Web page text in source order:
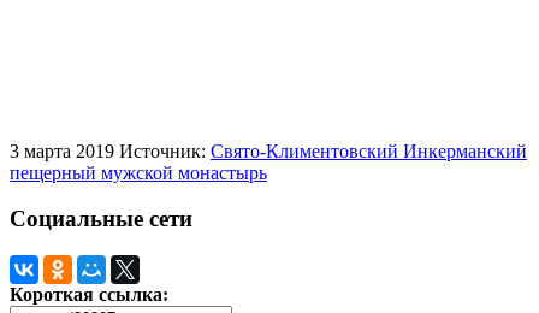
3 марта 2019 Источник: Свято-Климентовский Инкерманский
пещерный мужской монастырь
Социальные сети
Короткая ссылка: